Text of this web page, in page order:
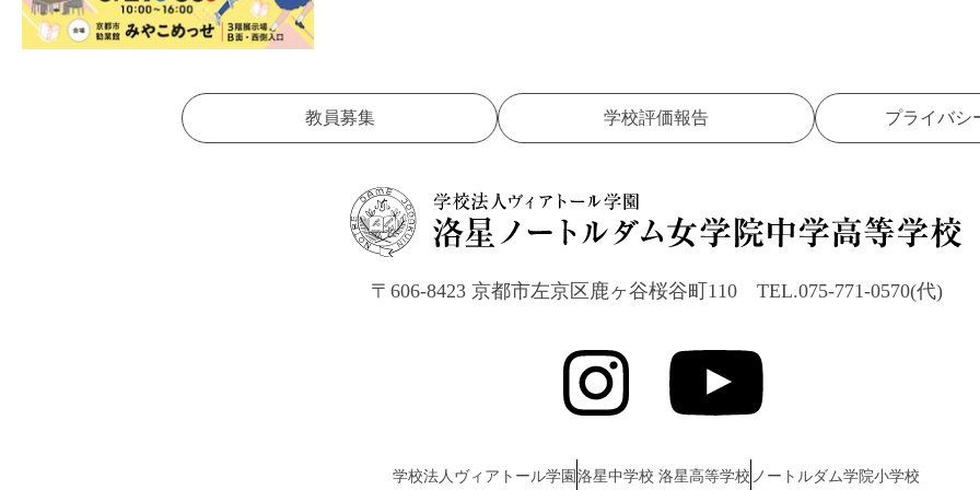
教員募集 学校評価報告 プライバシ
〒606-8423 京都市左京区鹿ヶ谷桜谷町110 TEL.075-771-0570(代)
学校法人ヴィアトール学園 洛星中学校 洛星高等学校 ノートルダム学院小学校